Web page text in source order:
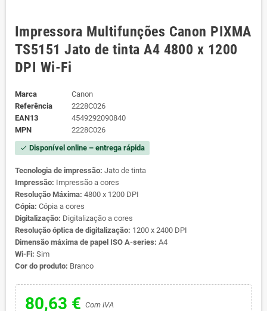
Impressora Multifunções Canon PIXMA
TS5151 Jato de tinta A4 4800 x 1200
DPI Wi-Fi
Marca
Canon
Referência
2228C026
EAN13
4549292090840
MPN
2228C026
check Disponível online – entrega rápida
Tecnologia de impressão: Jato de tinta
Impressão: Impressão a cores
Resolução Máxima: 4800 x 1200 DPI
Cópia: Cópia a cores
Digitalização: Digitalização a cores
Resolução óptica de digitalização: 1200 x 2400 DPI
Dimensão máxima de papel ISO A-series: A4
Wi-Fi: Sim
Cor do produto: Branco
80,63 € Com IVA